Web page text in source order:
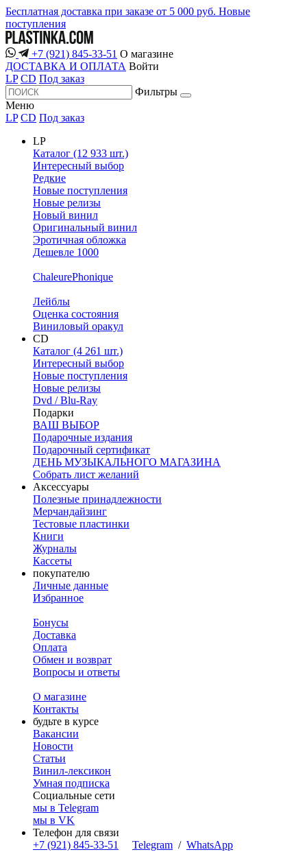
Бесплатная доставка при заказе от 5 000 руб. Новые
поступления
+7 (921) 845-33-51 О магазине
ДОСТАВКА И ОПЛАТА Войти
LP CD Под заказ
Фильтры
Меню
LP CD Под заказ
LP
Каталог (12 933 шт.)
Интересный выбор
Редкие
Новые поступления
Новые релизы
Новый винил
Оригинальный винил
Эротичная обложка
Дешевле 1000
ChaleurePhonique
Лейблы
Оценка состояния
Виниловый оракул
CD
Каталог (4 261 шт.)
Интересный выбор
Новые поступления
Новые релизы
Dvd / Blu-Ray
Подарки
ВАШ ВЫБОР
Подарочные издания
Подарочный сертификат
ДЕНЬ МУЗЫКАЛЬНОГО МАГАЗИНА
Собрать лист желаний
Аксессуары
Полезные принадлежности
Мерчандайзинг
Тестовые пластинки
Книги
Журналы
Кассеты
покупателю
Личные данные
Избранное
Бонусы
Доставка
Оплата
Обмен и возврат
Вопросы и ответы
О магазине
Контакты
будьте в курсе
Вакансии
Новости
Статьи
Винил-лексикон
Умная подписка
Социальные сети
мы в Telegram
мы в VK
Телефон для связи
+7 (921) 845-33-51
Telegram / WhatsApp